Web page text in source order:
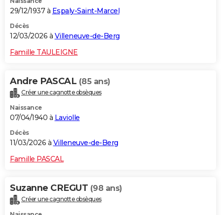
29/12/1937 à Espaly-Saint-Marcel
Décès
12/03/2026 à Villeneuve-de-Berg
Famille TAULEIGNE
Andre PASCAL (85 ans)
Créer une cagnotte obsèques
Naissance
07/04/1940 à Laviolle
Décès
11/03/2026 à Villeneuve-de-Berg
Famille PASCAL
Suzanne CREGUT (98 ans)
Créer une cagnotte obsèques